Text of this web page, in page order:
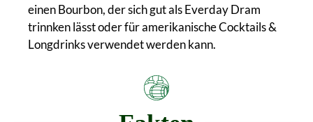
einen Bourbon, der sich gut als Everday Dram
trinnken lässt oder für amerikanische Cocktails &
Longdrinks verwendet werden kann.